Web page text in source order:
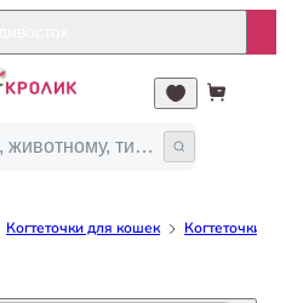
Когтеточки для кошек Когтеточки